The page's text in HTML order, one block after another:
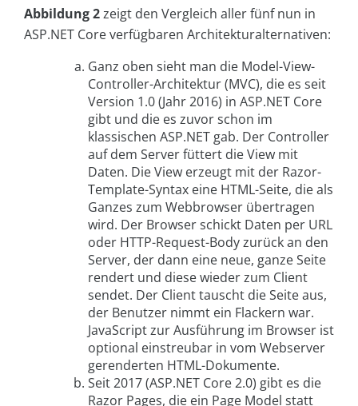
Abbildung 2zeigt den Vergleich aller fünf nun in
ASP.NET Core verfügbaren Architekturalternativen:
Ganz oben sieht man die Model-View-
Controller-Architektur (MVC), die es seit
Version 1.0 (Jahr 2016) in ASP.NET Core
gibt und die es zuvor schon im
klassischen ASP.NET gab. Der Controller
auf dem Server füttert die View mit
Daten. Die View erzeugt mit der Razor-
Template-Syntax eine HTML-Seite, die als
Ganzes zum Webbrowser übertragen
wird. Der Browser schickt Daten per URL
oder HTTP-Request-Body zurück an den
Server, der dann eine neue, ganze Seite
rendert und diese wieder zum Client
sendet. Der Client tauscht die Seite aus,
der Benutzer nimmt ein Flackern war.
JavaScript zur Ausführung im Browser ist
optional einstreubar in vom Webserver
gerenderten HTML-Dokumente.
Seit 2017 (ASP.NET Core 2.0) gibt es die
Razor Pages, die ein Page Model statt